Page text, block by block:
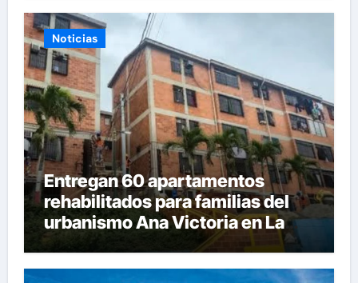
Noticias
Entregan 60 apartamentos
rehabilitados para familias del
urbanismo Ana Victoria en La
Guaira